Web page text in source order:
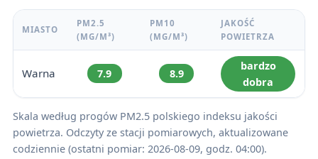
MIASTO
PM2.5
(ΜG/M³)
PM10
(ΜG/M³)
JAKOŚĆ
POWIETRZA
Warna 7.9 8.9
bardzo
dobra
Skala według progów PM2.5 polskiego indeksu jakości
powietrza. Odczyty ze stacji pomiarowych, aktualizowane
codziennie (ostatni pomiar: 2026-08-09, godz. 04:00).